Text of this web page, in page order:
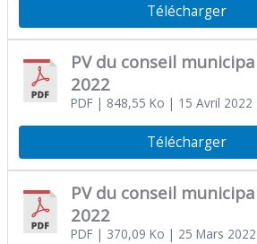
Télécharger
PV du conseil
2022
PDF| 848,55 Ko | 15 Avril 2022
Télécharger
PV du conseil
2022
PDF| 370,09 Ko | 25 Mars 2022